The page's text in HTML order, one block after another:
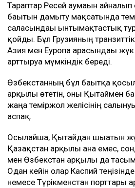
Тараптар Ресей аумағын айналып
бағытын дамыту мақсатында
саласындағы ынтымақтастық
қойды. Бұл Грузияның
Азия мен Еуропа арасындағы
арттыруға мүмкіндік береді.
Өзбекстанның бұл бағытқа
арқылы өтетін, оны Қытаймен
жаңа теміржол желісінің
аспақ.
Осылайша, Қытайдан шығатын
Қазақстан арқылы ғана емес,
мен Өзбекстан арқылы да
Одан кейін олар Каспий
немесе Түрікменстан порттары